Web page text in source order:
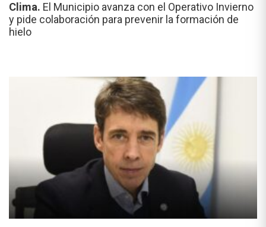
Clima. El Municipio avanza con el Operativo Invierno
y pide colaboración para prevenir la formación de
hielo